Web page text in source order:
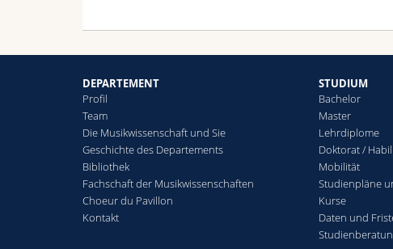
DEPARTEMENT
Profil
Team
Die Musikwissenschaft und Sie
Geschichte des Departements
Bibliothek
Fachschaft der Musikwissenschaften
Choeur du Pavillon
Kontakt
STUDIUM
Bachelor
Master
Lehrdiplome
Doktorat /
Mobilität
Studienpläne
Kurse
Daten und